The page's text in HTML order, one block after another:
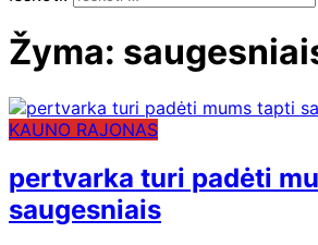
Žyma:
KAUNO RAJONAS
pertvarka turi padėti
saugesniais